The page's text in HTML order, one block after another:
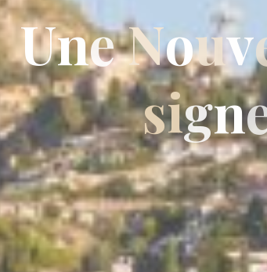
UneNouv
sign